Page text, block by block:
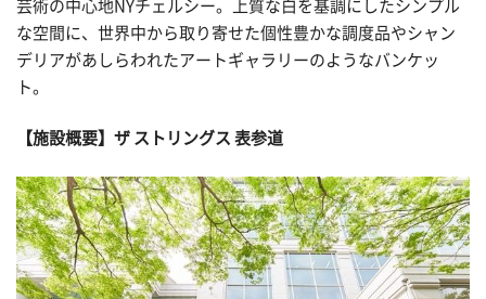
芸術の中心地NYチェルシー。上質な白を基調にしたシンプル
な空間に、世界中から取り寄せた個性豊かな調度品やシャン
デリアがあしらわれたアートギャラリーのようなバンケッ
ト。
【施設概要】ザ ストリングス 表参道